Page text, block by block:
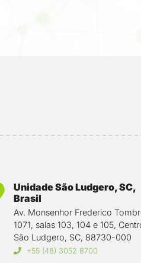
Unidade São Ludgero, SC,
Brasil
Av. Monsenhor Frederico
1071, salas 103, 104 e 105,
São Ludgero, SC, 88730-000
+55 (48) 3052 8700